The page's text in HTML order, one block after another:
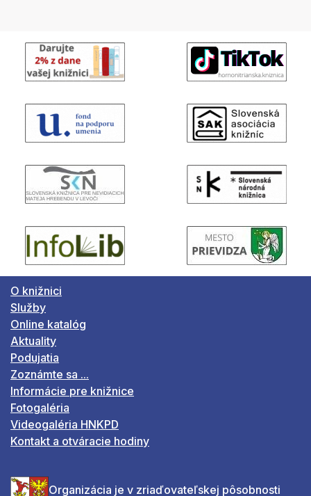
O knižnici
Služby
Online katalóg
Aktuality
Podujatia
Zoznámte sa ...
Informácie pre knižnice
Fotogaléria
Videogaléria HNKPD
Kontakt a otváracie hodiny
Organizácia je v zriaďovateľskej pôsobnosti